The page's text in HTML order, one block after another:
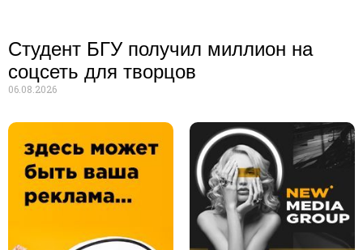
Студент БГУ получил миллион на
соцсеть для творцов
06.08.2026